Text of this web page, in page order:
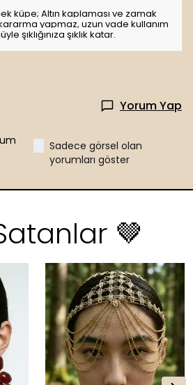
küpe; Altın kaplaması ve zamak
yapmaz, uzun vade kullanım
şıklığınıza şıklık katar.
Yorum Yap
Sadece görsel olan
yorumları göster
🤎